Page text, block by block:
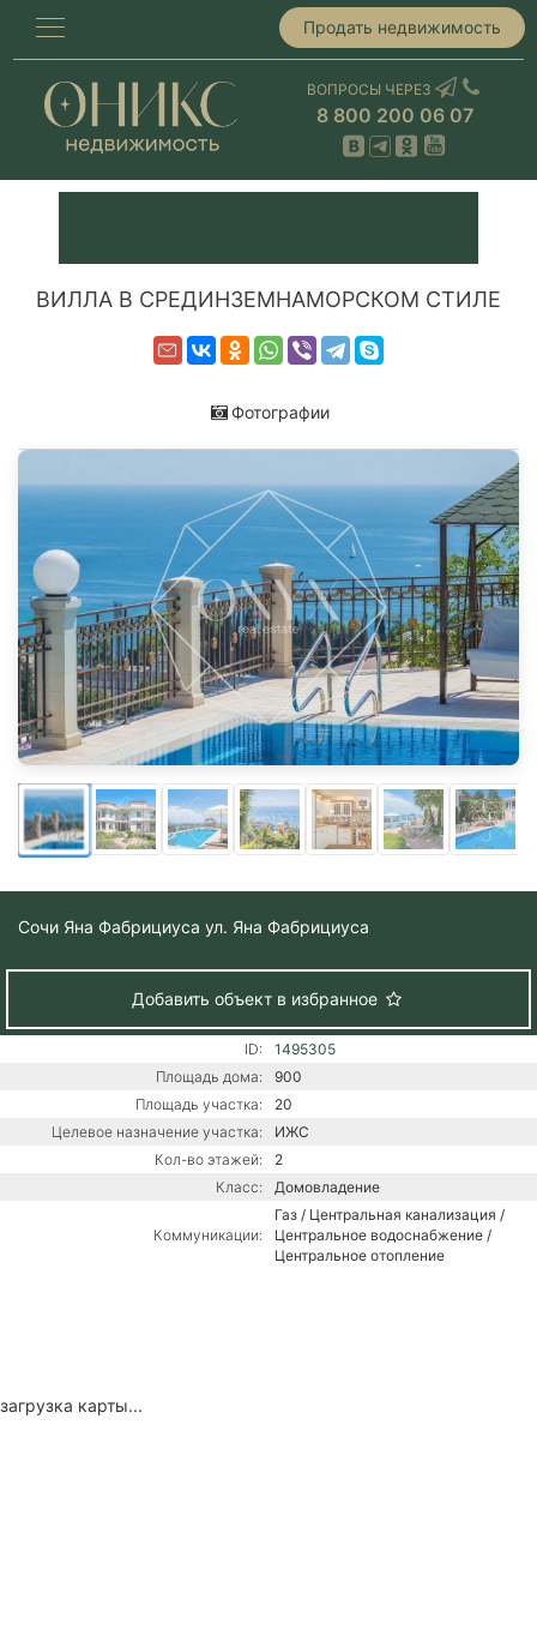
Продать недвижимость
ВОПРОСЫ ЧЕРЕЗ
8 800 200 06 07
ВИЛЛА В СРЕДИНЗЕМНАМОРСКОМ СТИЛЕ
Фотографии
Сочи Яна Фабрициуса ул. Яна Фабрициуса
Добавить объект в избранное
ID:
1495305
Площадь дома:
900
Площадь участка:
20
Целевое назначение участка:
ИЖС
Кол-во этажей:
2
Класс:
Домовладение
Коммуникации:
Газ / Центральная канализация /
Центральное водоснабжение /
Центральное отопление
загрузка карты...